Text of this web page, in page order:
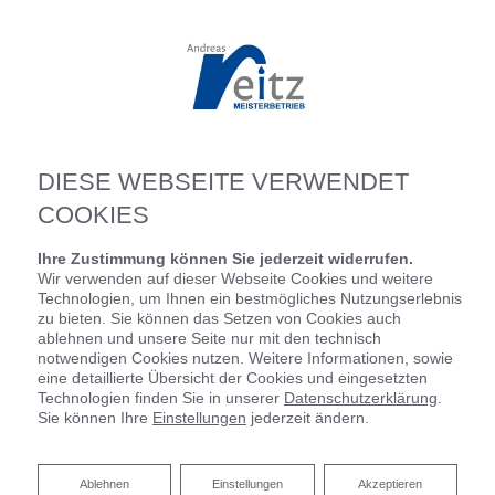
DIESE WEBSEITE VERWENDET
COOKIES
Ihre Zustimmung können Sie jederzeit widerrufen.
Wir verwenden auf dieser Webseite Cookies und weitere
Technologien, um Ihnen ein bestmögliches Nutzungserlebnis
zu bieten. Sie können das Setzen von Cookies auch
ablehnen und unsere Seite nur mit den technisch
notwendigen Cookies nutzen. Weitere Informationen, sowie
eine detaillierte Übersicht der Cookies und eingesetzten
Technologien finden Sie in unserer Datenschutzerklärung
Sie können Ihre Einstellungen jederzeit ändern.
Akzeptieren
Einstellungen
Ablehnen
Ablehnen